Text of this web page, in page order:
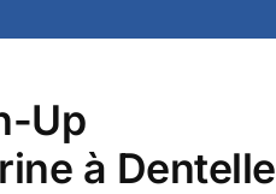
Up
à Dentelle